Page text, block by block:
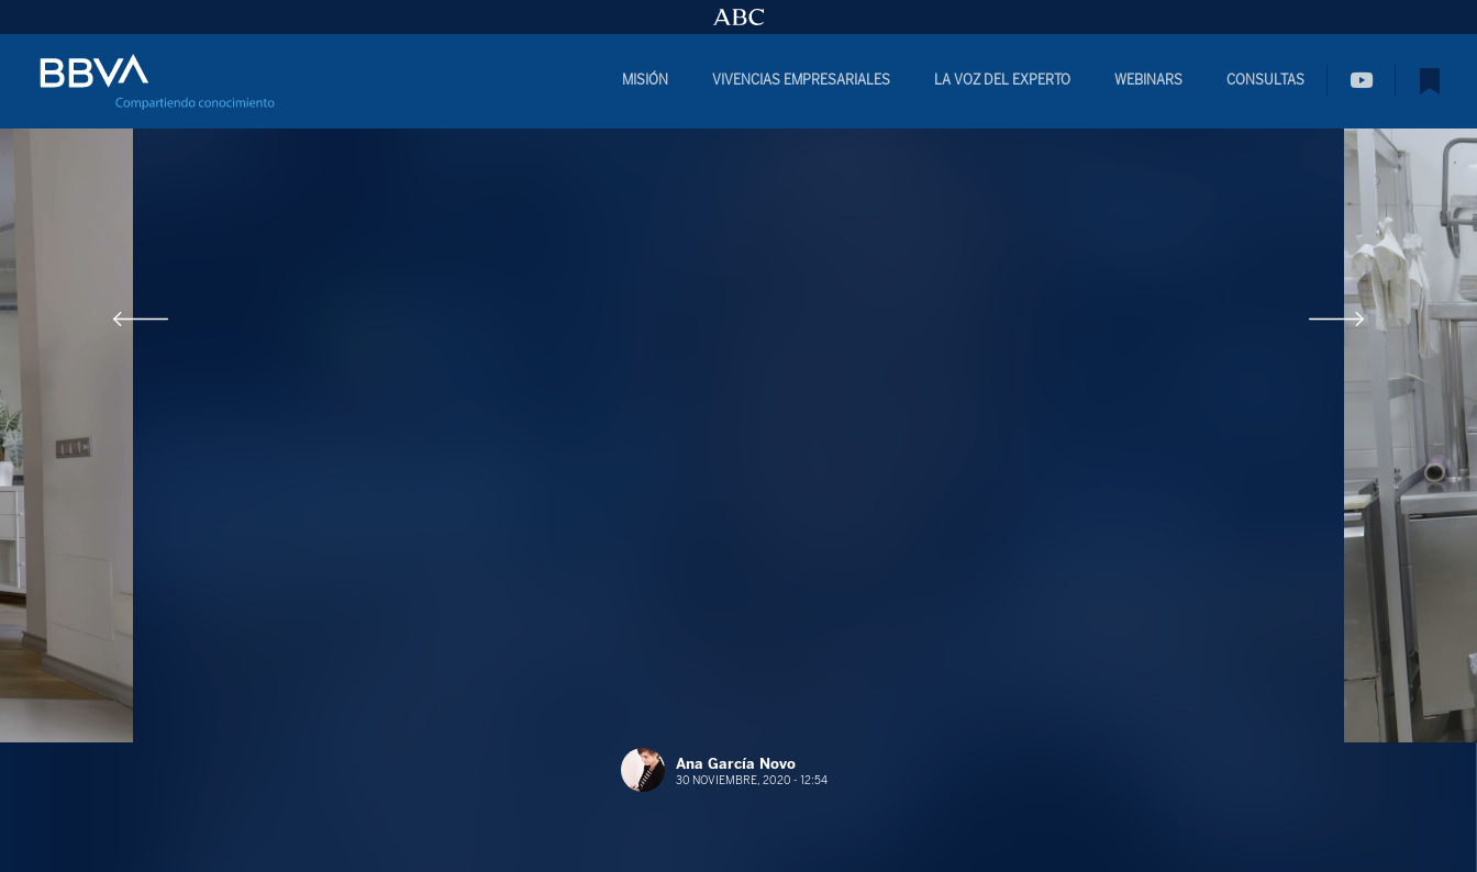
MISIÓN VIVENCIAS EMPRESARIALES LA VOZ DEL EXPERTO WEBINARS CONSULTAS
Ana García Novo
30 NOVIEMBRE, 2020 - 12:54